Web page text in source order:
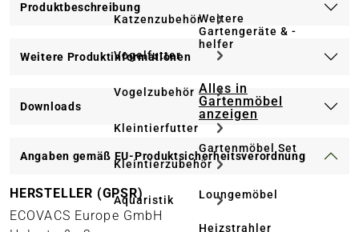
Katzenzubehör
Vogelfutter
Vogelzubehör
Kleintierfutter
Kleintierzubehör
Aquaristik
Weitere
Gartengeräte & -
helfer
Alles in
Gartenmöbel
anzeigen
Gartenmöbel Set
Loungemöbel
Heizstrahler
Produktbeschreibung
Weitere Produktinformationen
Downloads
Angaben gemäß EU-Produktsicherheitsverordnung
HERSTELLER (GPSR)
ECOVACS Europe GmbH